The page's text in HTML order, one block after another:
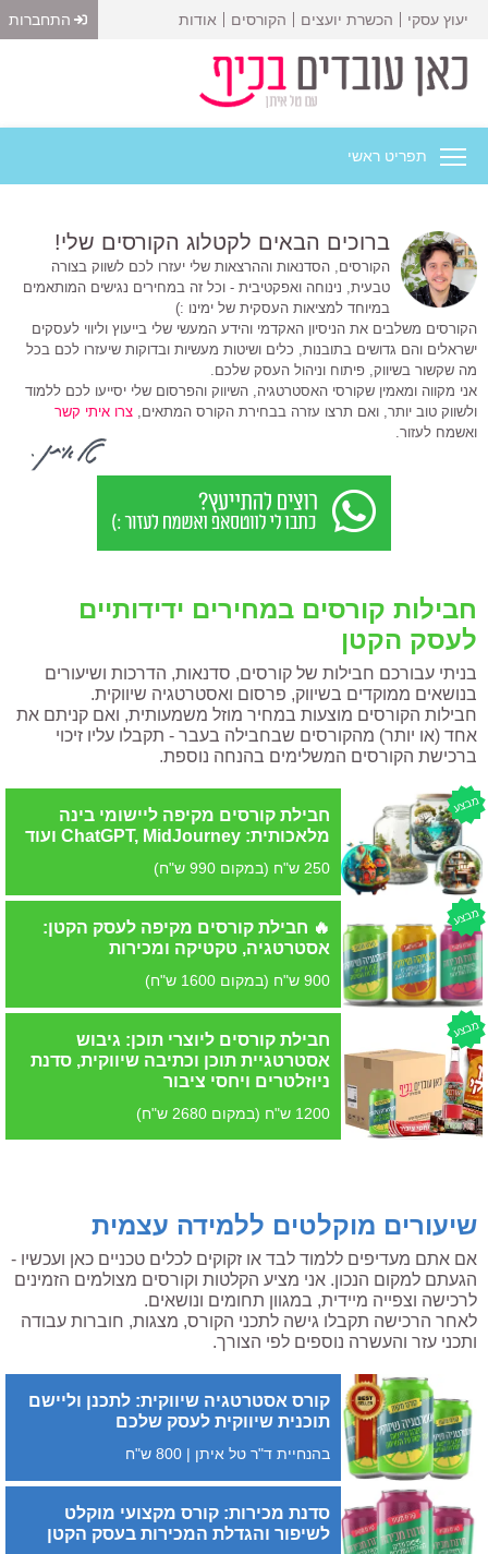
יעוץ עסקי הכשרת יועצים הקורסים אודות התחברות
תפריט ראשי
ברוכים הבאים לקטלוג הקורסים שלי!
הקורסים, הסדנאות וההרצאות שלי יעזרו לכם לשווק בצורה
טבעית, נינוחה ואפקטיבית - וכל זה במחירים נגישים המותאמים
במיוחד למציאות העסקית של ימינו :)
הקורסים משלבים את הניסיון האקדמי והידע המעשי שלי בייעוץ וליווי לעסקים
ישראלים והם גדושים בתובנות, כלים ושיטות מעשיות ובדוקות שיעזרו לכם בכל
מה שקשור בשיווק, פיתוח וניהול העסק שלכם.
אני מקווה ומאמין שקורסי האסטרטגיה, השיווק והפרסום שלי יסייעו לכם ללמוד
ולשווק טוב יותר, ואם תרצו עזרה בבחירת הקורס המתאים, צרו איתי קשר
ואשמח לעזור.
רוצים
לווטסאפ
ואשמח
חבילות קורסים במחירים ידידותיים
לעסק הקטן
בניתי עבורכם חבילות של קורסים, סדנאות, הדרכות ושיעורים
בנושאים ממוקדים בשיווק, פרסום ואסטרטגיה שיווקית.
חבילות הקורסים מוצעות במחיר מוזל משמעותית, ואם קניתם את
אחד (או יותר) מהקורסים שבחבילה בעבר - תקבלו עליו זיכוי
ברכישת הקורסים המשלימים בהנחה נוספת.
מבצע
חבילת קורסים מקיפה ליישומי בינה
מלאכותית: ChatGPT, MidJourney ועוד
250 ש"ח (במקום 990 ש"ח)
מבצע
🔥 חבילת קורסים מקיפה לעסק הקטן:
אסטרטגיה, טקטיקה ומכירות
900 ש"ח (במקום 1600 ש"ח)
מבצע
חבילת קורסים ליוצרי תוכן: גיבוש
אסטרטגיית תוכן וכתיבה שיווקית, סדנת
ניוזלטרים ויחסי ציבור
1200 ש"ח (במקום 2680 ש"ח)
שיעורים מוקלטים ללמידה עצמית
אם אתם מעדיפים ללמוד לבד או זקוקים לכלים טכניים כאן ועכשיו -
הגעתם למקום הנכון. אני מציע הקלטות וקורסים מצולמים הזמינים
לרכישה וצפייה מיידית, במגוון תחומים ונושאים.
לאחר הרכישה תקבלו גישה לתכני הקורס, מצגות, חוברות עבודה
ותכני עזר והעשרה נוספים לפי הצורך.
קורס אסטרטגיה שיווקית: לתכנן וליישם
תוכנית שיווקית לעסק שלכם
בהנחיית ד"ר טל איתן | 800 ש"ח
סדנת מכירות: קורס מקצועי מוקלט
לשיפור והגדלת המכירות בעסק הקטן